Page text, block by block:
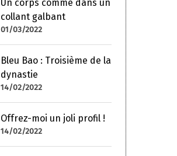
Un corps comme dans un
collant galbant
01/03/2022
Bleu Bao : Troisième de la
dynastie
14/02/2022
Offrez-moi un joli profil !
14/02/2022